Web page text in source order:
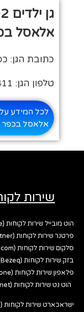
אלאסל
כתובת הגן:
טלפון הגן: 04-6561411
אלאסל בכפר
שירות
הוט מובייל שירות לקוחות (Hot Mobile)
פרטנר שירות לקוחות (Partner)
סלקום שירות לקוחות (Cellcom)
בזק שירות לקוחות (Bezeq)
פלאפון שירות לקוחות (Pelephone)
הוט נט שירות לקוחות (Hot net)
ישראכארט שירות לקוחות (Isracard)